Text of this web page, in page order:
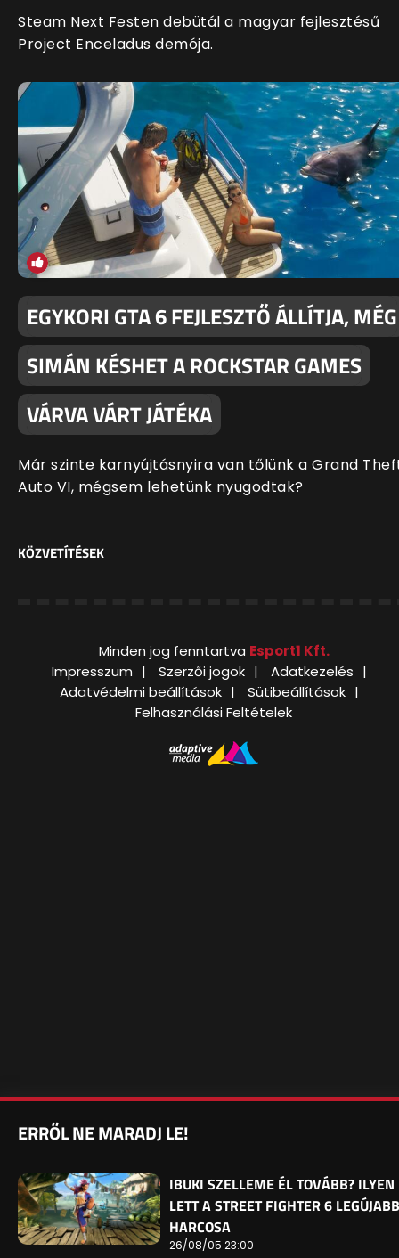
Steam Next Festen debütál a magyar fejlesztésű
Project Enceladus demója.
EGYKORI GTA 6 FEJLESZTŐ ÁLLÍTJA, MÉG
SIMÁN KÉSHET A ROCKSTAR GAMES
VÁRVA VÁRT JÁTÉKA
Már szinte karnyújtásnyira van tőlünk a Grand
Auto VI, mégsem lehetünk nyugodtak?
KÖZVETÍTÉSEK
Minden jog fenntartva Esport1 Kft.
Impresszum
Szerzői jogok
Adatkezelés
Adatvédelmi beállítások
Sütibeállítások
Felhasználási Feltételek
ERRŐL NE MARADJ LE!
IBUKI SZELLEME ÉL TOVÁBB? ILYEN
LETT A STREET FIGHTER 6 LEGÚJABB
HARCOSA
26/08/05 23:00